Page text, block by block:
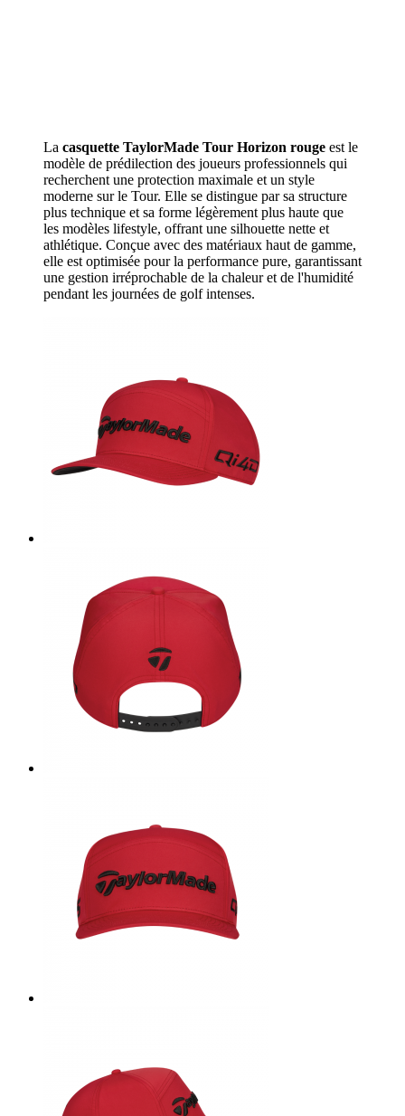
La casquette TaylorMade Tour Horizon rouge est le
modèle de prédilection des joueurs professionnels qui
recherchent une protection maximale et un style
moderne sur le Tour. Elle se distingue par sa structure
plus technique et sa forme légèrement plus haute que
les modèles lifestyle, offrant une silhouette nette et
athlétique. Conçue avec des matériaux haut de gamme,
elle est optimisée pour la performance pure, garantissant
une gestion irréprochable de la chaleur et de l'humidité
pendant les journées de golf intenses.